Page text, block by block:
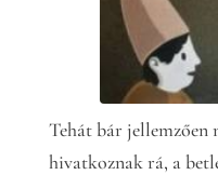
Tehát bár jellemzően
hivatkoznak rá, a